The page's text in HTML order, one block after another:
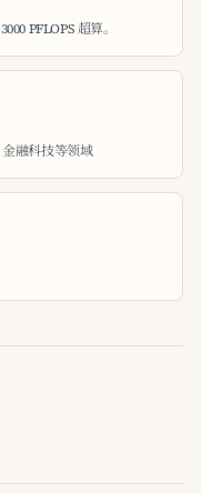
PFLOPS 超算。
融科技等领域